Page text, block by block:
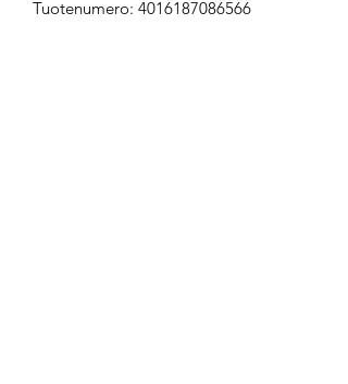
Tuotenumero: 4016187086566